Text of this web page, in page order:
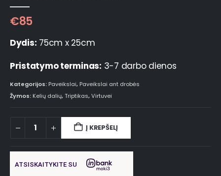
€85
Dydis: 75cm x 25cm
Pristatymo terminas: 3-7 darbo dienos
Kategorijos: Paveikslai, Paveikslai ant drobės
Žymos: Kelių dalių,Triptikas,Virtuvei
Į KREPŠELĮ
ATSISKAITYKITE SU